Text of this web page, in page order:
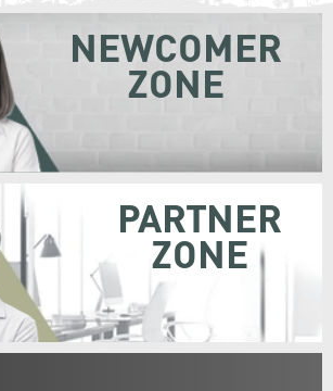
NEWCOMER
ZONE
PARTNER
ZONE